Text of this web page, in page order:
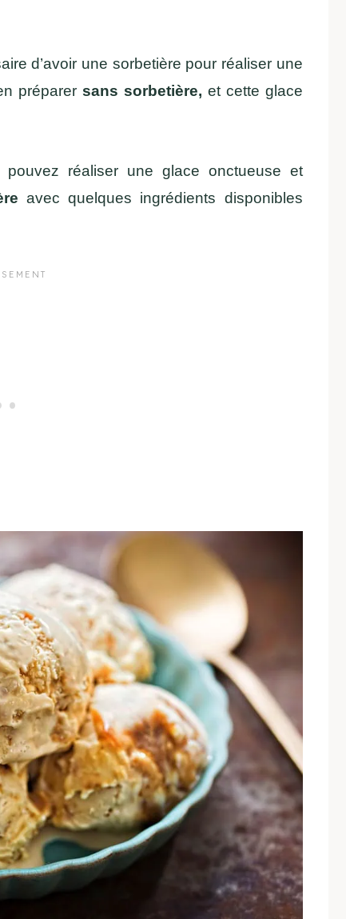
d’avoir une sorbetière pour réaliser une
préparer sans sorbetière, et cette glace
réaliser une glace onctueuse et
avec quelques ingrédients disponibles